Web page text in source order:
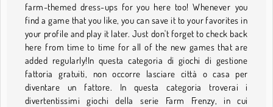
farm-themed dress-ups for you here too! Whenever you
find a game that you like, you can save it to your favorites in
your profile and play it later. Just don't forget to check back
here from time to time for all of the new games that are
added regularly!In questa categoria di giochi di gestione
fattoria gratuiti, non occorre lasciare città o casa per
diventare un fattore. In questa categoria troverai i
divertentissimi giochi della serie Farm Frenzy, in cui